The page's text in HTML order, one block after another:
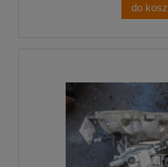
do